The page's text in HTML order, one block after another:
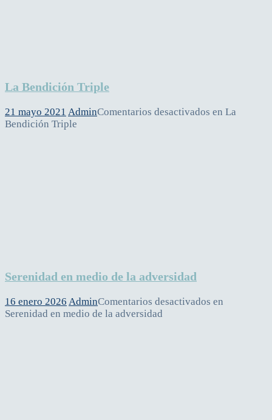
La Bendición Triple
21 mayo 2021 AdminComentarios desactivados en La
Bendición Triple
Serenidad en medio de la adversidad
16 enero 2026 AdminComentarios desactivados en
Serenidad en medio de la adversidad